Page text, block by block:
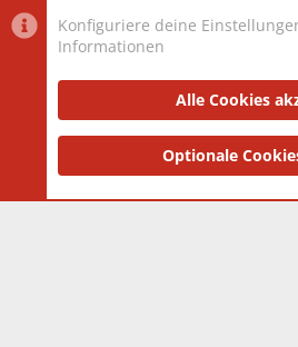
Community platform by XenForo® © 2010-
and add-ons by ThemeHouse
Konfiguriere deine
Informationen
Alle Cookies
Optionale